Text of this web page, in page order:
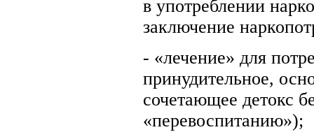
в употреблении
заключение
- «лечение» для
принудительное,
сочетающее детокс
«перевоспитанию»);